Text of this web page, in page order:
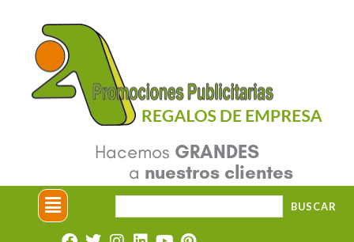
contenido
Hacemos GRANDES
a nuestros clientes
Menú BUSCAR